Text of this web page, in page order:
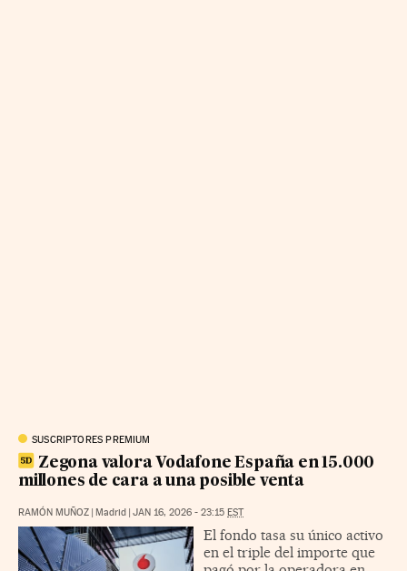
SUSCRIPTORES PREMIUM
Zegona valora Vodafone España en 15.000
millones de cara a una posible venta
RAMÓN MUÑOZ | Madrid | JAN 16, 2026 - 23:15 EST
El fondo tasa su único activo
en el triple del importe que